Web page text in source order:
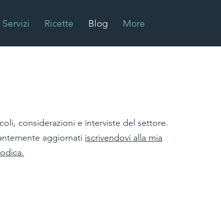
Servizi Ricette Blog More
considerazioni e interviste del settore.
aggiornati iscrivendovi alla mia